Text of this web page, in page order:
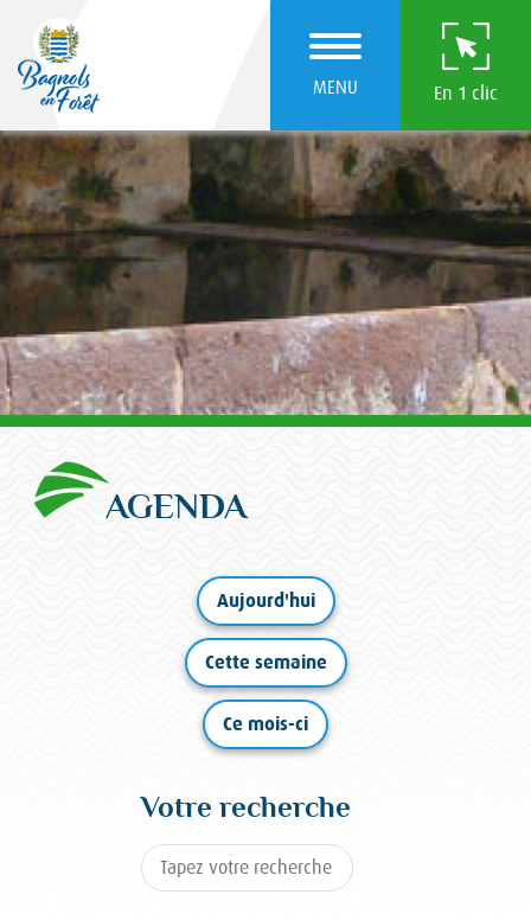
MENU En 1 clic
AGENDA
Aujourd'hui
Cette semaine
Ce mois-ci
Votre recherche